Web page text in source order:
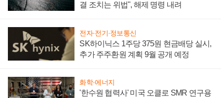
결 조치는 위법", 해제 명령 내려
전자·전기·정보통신
SK하이닉스 1주당 375원 현금배당 실시,
추가 주주환원 계획 9월 공개 예정
화학·에너지
'한수원 협력사' 미국 오클로 SMR 연구용